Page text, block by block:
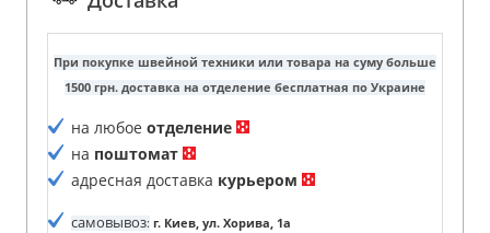
При покупке швейной техники или товара на суму больше
1500 грн. доставка на отделение бесплатная по Украине
на любое отделение
на поштомат
адресная доставка курьером
самовывоз: г. Киев, ул. Хорива, 1а